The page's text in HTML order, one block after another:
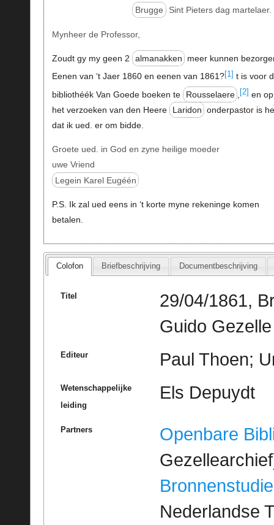
Brugge Sint Pieters dag martelaer.
Mynheer de Professor,
Zoudt gy my geen 2 almanakken
meer kunnen
Eenen van ‘t Jaer 1860 en eenen van 1861?[1] t is voor
bibliothéék Van Goede boeken te
Rousselaere [2] en op
het verzoeken van den Heere
Laridon onderpastor is
dat ik ued. er om bidde.
Groete ued. in God en zyne heilige moeder
uwe Vriend
Legein Karel Eugéén
P.S. Ik zal ued eens in ‘t korte myne rekeninge komen
betalen.
Colofon Briefbeschrijving Documentbeschrijving
Titel
29/04/1861,
Guido Gezelle
Editeur Paul Thoen;
Wetenschappelijke
leiding
Els Depuydt
Partners
Openbare
Bronnenstudie
Nederlandse